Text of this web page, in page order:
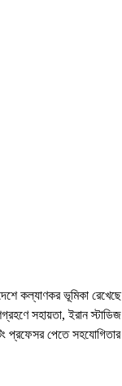
কল্যাণকর ভূমিকা
সহায়তা, ইরান
প্রফেসর পেতে